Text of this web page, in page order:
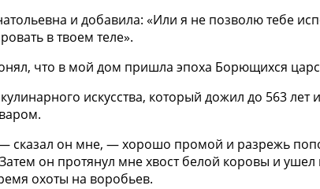
и добавила: «Или я не позволю тебе
в твоем теле».
что в мой дом пришла эпоха Борющихся
искусства, который дожил до 563
он мне, — хорошо промой и разрежь
он протянул мне хвост белой коровы и ушел
охоты на воробьев.